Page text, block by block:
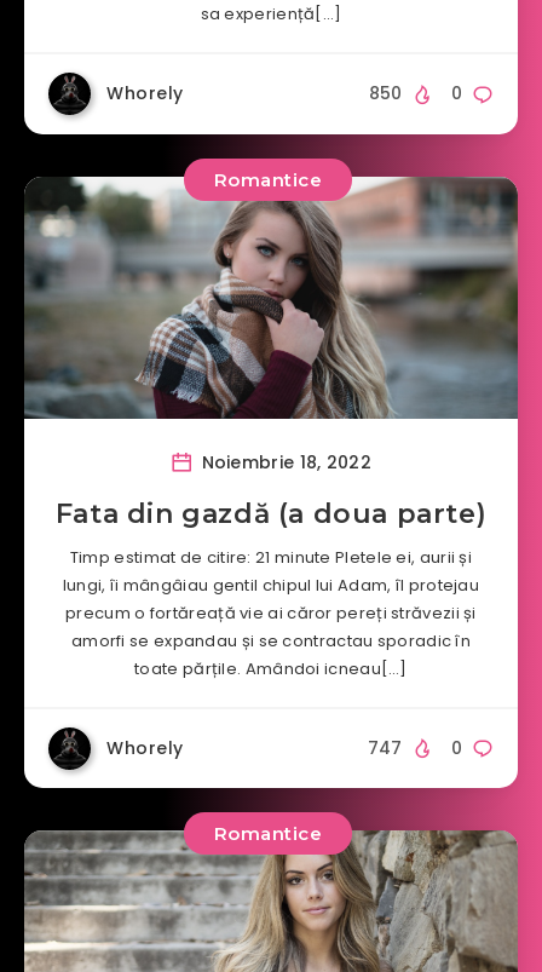
sa experiență[…]
Whorely 0
850
Romantice
Noiembrie 18, 2022
Fata din gazdă (a doua parte)
Timp estimat de citire: 21 minute Pletele ei, aurii și
lungi, îi mângâiau gentil chipul lui Adam, îl protejau
precum o fortăreață vie ai căror pereți străvezii și
amorfi se expandau și se contractau sporadic în
toate părțile. Amândoi icneau[…]
Whorely 0
747
Romantice